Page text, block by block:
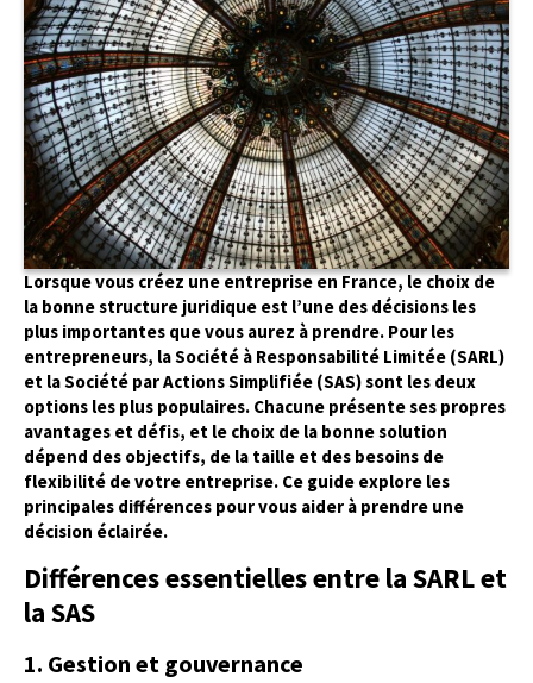
Lorsque vous créez une entreprise en France, le choix de
la bonne structure juridique est l’une des décisions les
plus importantes que vous aurez à prendre. Pour les
entrepreneurs, la Société à Responsabilité Limitée (SARL)
et la Société par Actions Simplifiée (SAS) sont les deux
options les plus populaires. Chacune présente ses propres
avantages et défis, et le choix de la bonne solution
dépend des objectifs, de la taille et des besoins de
flexibilité de votre entreprise. Ce guide explore les
principales différences pour vous aider à prendre une
décision éclairée.
Différences essentielles entre la SARL et
la SAS
1. Gestion et gouvernance